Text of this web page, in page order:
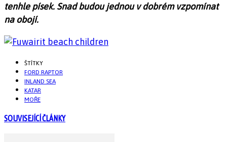
tenhle písek. Snad budou jednou v dobrém vzpomínat
na obojí.
ŠTÍTKY
FORD RAPTOR
INLAND SEA
KATAR
MOŘE
SOUVISEJÍCÍ ČLÁNKY